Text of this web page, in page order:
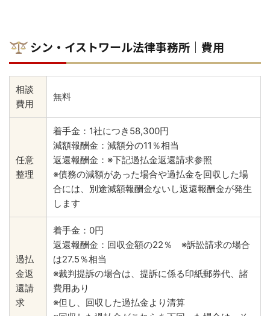
シン・イストワール法律事務所｜費用
相談
費用
無料
任意
整理
着手金：1社につき58,300円
減額報酬金：減額分の11％相当
返還報酬金：※下記過払金返還請求参照
※債務の減額があった場合や過払金を回収した場
合には、別途減額報酬金ないし返還報酬金が発生
します
過払
金返
還請
求
着手金：0円
返還報酬金：回収金額の22％ ※訴訟請求の場合
は27.5％相当
※裁判提訴の場合は、提訴に係る印紙郵券代、諸
費用あり
※但し、回収した過払金より清算